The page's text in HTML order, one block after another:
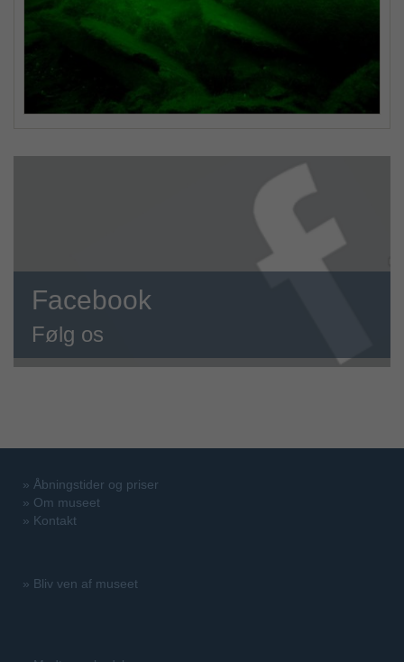
Facebook
Følg os
» Åbningstider og priser
» Om museet
» Kontakt
» Bliv ven af museet